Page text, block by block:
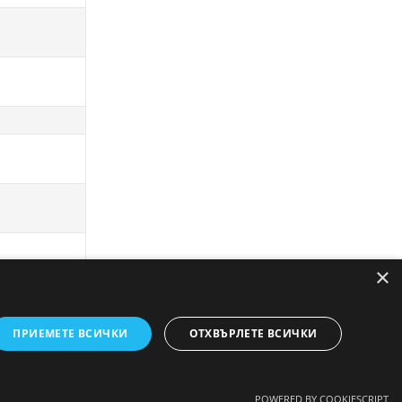
×
ПРИЕМЕТЕ ВСИЧКИ ОТХВЪРЛЕТЕ ВСИЧКИ
POWERED BY COOKIESCRIPT